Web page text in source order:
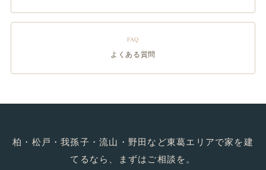
FAQ
よくある質問
柏・松戸・我孫子・流山・野田など東葛エリアで家を建
てるなら、まずはご相談を。